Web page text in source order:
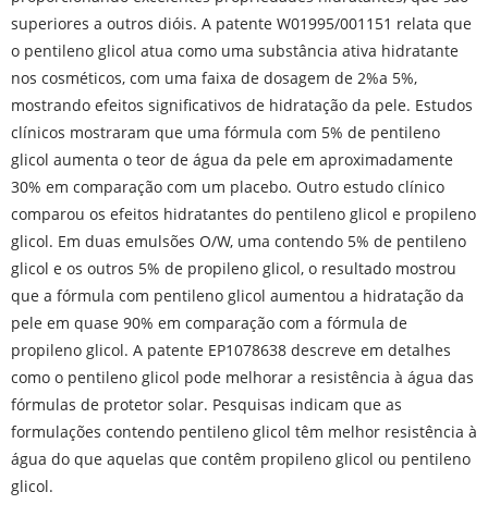
superiores a outros dióis. A patente W01995/001151 relata que
o pentileno glicol atua como uma substância ativa hidratante
nos cosméticos, com uma faixa de dosagem de 2%a 5%,
mostrando efeitos significativos de hidratação da pele. Estudos
clínicos mostraram que uma fórmula com 5% de pentileno
glicol aumenta o teor de água da pele em aproximadamente
30% em comparação com um placebo. Outro estudo clínico
comparou os efeitos hidratantes do pentileno glicol e propileno
glicol. Em duas emulsões O/W, uma contendo 5% de pentileno
glicol e os outros 5% de propileno glicol, o resultado mostrou
que a fórmula com pentileno glicol aumentou a hidratação da
pele em quase 90% em comparação com a fórmula de
propileno glicol. A patente EP1078638 descreve em detalhes
como o pentileno glicol pode melhorar a resistência à água das
fórmulas de protetor solar. Pesquisas indicam que as
formulações contendo pentileno glicol têm melhor resistência à
água do que aquelas que contêm propileno glicol ou pentileno
glicol.